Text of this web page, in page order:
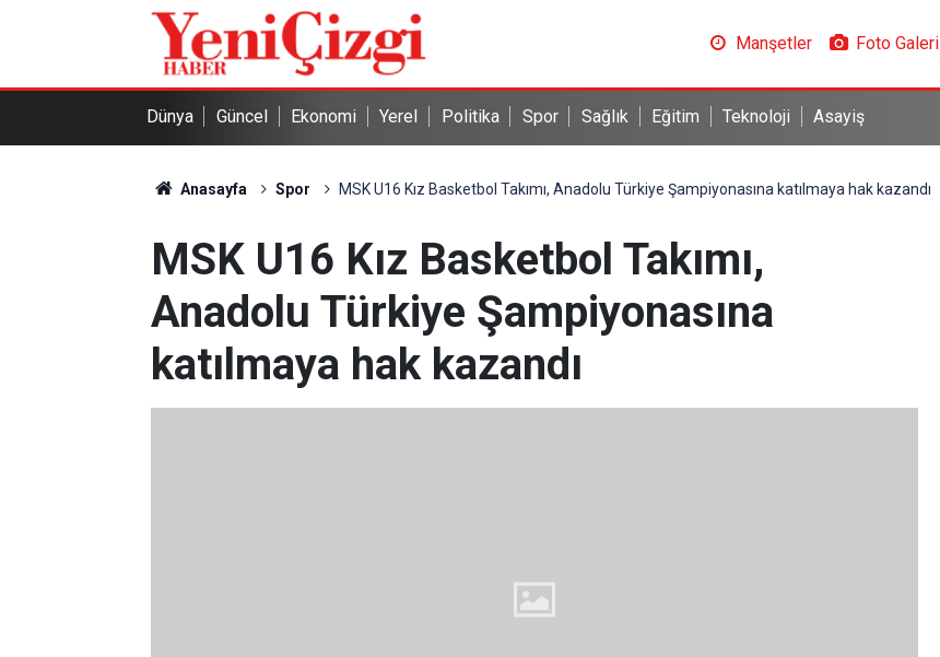
Manşetler Foto Galeri
Dünya Güncel Ekonomi Yerel Politika Spor Sağlık Eğitim Teknoloji Asayiş
Anasayfa Spor MSK U16 Kız Basketbol Takımı, Anadolu Türkiye Şampiyonasına katılmaya hak kazandı
MSK U16 Kız Basketbol Takımı,
Anadolu Türkiye Şampiyonasına
katılmaya hak kazandı